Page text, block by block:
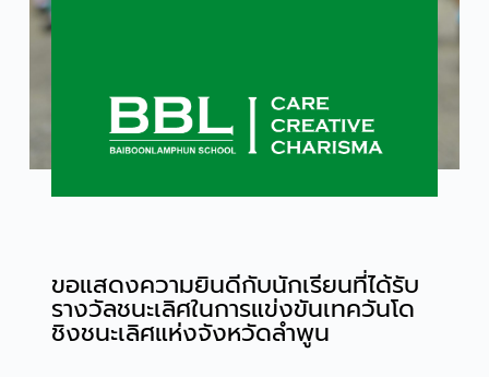
ขอแสดงความยินดีกับนักเรียนที่ได้รับ
รางวัลชนะเลิศในการแข่งขันเทควันโด
ชิงชนะเลิศแห่งจังหวัดลำพูน